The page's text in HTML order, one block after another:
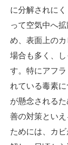
に分解されに
って空気中へ
め、表面上の
場合も多く、
す。特にアフ
れている毒素
が懸念される
善の対策とい
ためには、カ